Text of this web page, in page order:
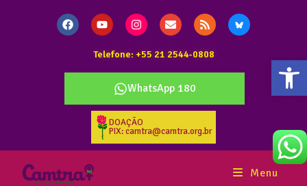
Telefone: +55 21 2544-0808
WhatsApp 180
DOAÇÃO
PIX: camtra@camtra.org.br
Menu